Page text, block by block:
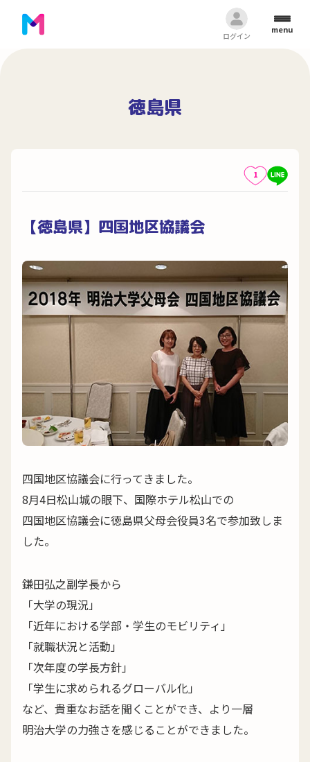
ログイン
menu
徳島県
1
【徳島県】四国地区協議会
四国地区協議会に行ってきました。
8月4日松山城の眼下、国際ホテル松山での
四国地区協議会に徳島県父母会役員3名で参加致しま
した。
鎌田弘之副学長から
「大学の現況」
「近年における学部・学生のモビリティ」
「就職状況と活動」
「次年度の学長方針」
「学生に求められるグローバル化」
など、貴重なお話を聞くことができ、より一層
明治大学の力強さを感じることができました。